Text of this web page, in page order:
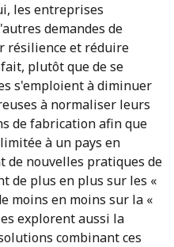
les entreprises
demandes de
résilience et réduire
plutôt que de se
s'emploient à diminuer
à normaliser leurs
de fabrication afin que
à un pays en
de nouvelles pratiques de
de plus en plus sur les «
moins en moins sur la «
explorent aussi la
combinant ces